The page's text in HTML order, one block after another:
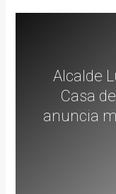
Alcalde
Casa
anuncia